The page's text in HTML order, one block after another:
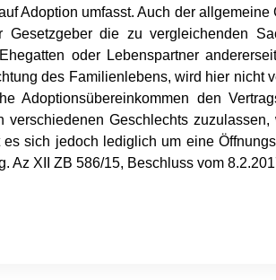
Adoption umfasst. Auch der allgemeine
die zu vergleichenden
oder Lebenspartner
des Familienlebens, wird hier nicht
Adoptionsübereinkommen den
verschiedenen Geschlechts
sich jedoch lediglich um eine
Az XII ZB 586/15, Beschluss vom